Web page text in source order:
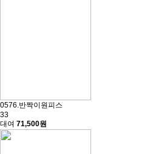
0576.반짝이원피스
33
대여 71,500원